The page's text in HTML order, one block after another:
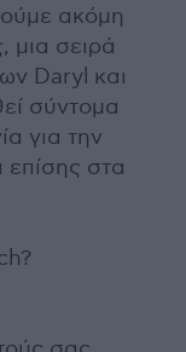
ακόμη
μια σειρά
Daryl και
σύντομα
για την
επίσης στα